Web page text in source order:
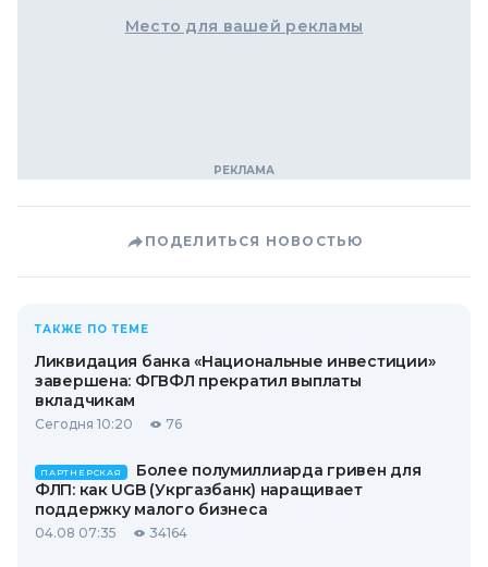
Место для вашей рекламы
ПОДЕЛИТЬСЯ НОВОСТЬЮ
ТАКЖЕ ПО ТЕМЕ
Ликвидация банка «Национальные инвестиции»
завершена: ФГВФЛ прекратил выплаты
вкладчикам
Сегодня 10:20 76
ПАРТНЕРСКАЯ
Более полумиллиарда гривен для
ФЛП: как UGB (Укргазбанк) наращивает
поддержку малого бизнеса
04.08 07:35 34164